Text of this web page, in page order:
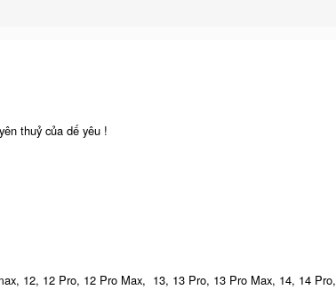
thuỷ của dế yêu !
12, 12 Pro, 12 Pro Max, 13, 13 Pro, 13 Pro Max, 14, 14 Pro,